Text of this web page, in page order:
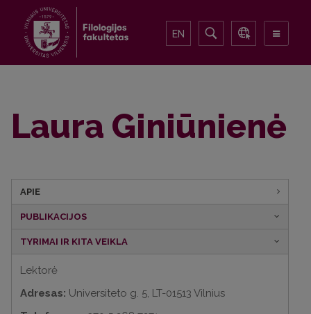
EN
Laura Giniūnienė
APIE
PUBLIKACIJOS
TYRIMAI IR KITA VEIKLA
Lektorė
Adresas: Universiteto g. 5, LT-01513 Vilnius